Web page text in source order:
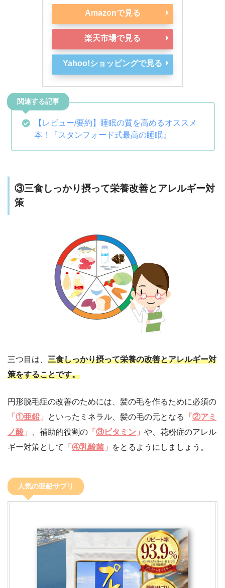
Amazonで見る
楽天市場で見る
Yahoo!ショッピングで見る
【レビュー/要約】睡眠の質を高めるオススメ
本！『スタンフォード式最高の睡眠』
③三食しっかり摂って栄養改善とアレルギー対
策
三つ目は、 三食しっかり摂って栄養の改善とアレルギー対
策をすることです。
円形脱毛症の改善のためには、髪の毛を作るために必須の
「 ①亜鉛 」 といったミネラル、髪の毛の元となる 「 ②アミ
ノ酸 」 、補助的役割の 「 ③ビタミン 」 や、花粉症のアレル
ギー対策として
「 ④乳酸菌 」 をとるようにしましょう。
人気の亜鉛サプリ